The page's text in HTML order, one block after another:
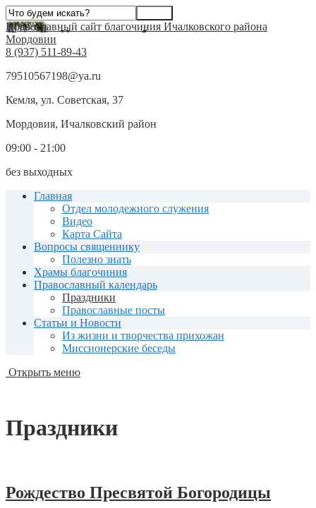
Православный сайт благочиния Ичалковского района
Мордовии
8 (937) 511-89-43
79510567198@ya.ru
Кемля, ул. Советская, 37
Мордовия, Ичалковский район
09:00 - 21:00
без выходных
Главная
Отдел молодежного служения
Видео
Карта Сайта
Вопросы священнику
Полезно знать
Храмы благочиния
Православный календарь
Праздники
Православные посты
Статьи и Новости
Из жизни и творчества прихожан
Миссионерские беседы
Открыть меню
Праздники
Рождество Пресвятой Богородицы